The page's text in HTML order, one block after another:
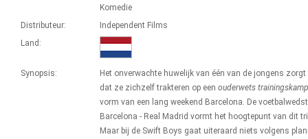
Komedie
Distributeur:
Independent Films
Land:
Synopsis:
Het onverwachte huwelijk van één van de jongens zorgt
dat ze zichzelf trakteren op een ouderwets trainingskamp
vorm van een lang weekend Barcelona. De
Barcelona - Real Madrid vormt het hoogtepunt van dit
Maar bij de Swift Boys gaat uiteraard niets volgens